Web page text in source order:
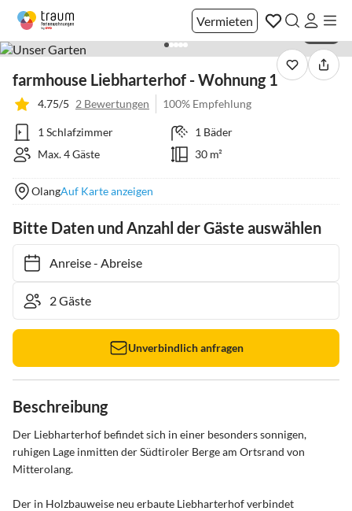
Vermieten
farmhouse Liebharterhof - Wohnung 1
4.75/5 2 Bewertungen 100% Empfehlung
1 Schlafzimmer
1 Bäder
Max. 4 Gäste
30 m²
OlangAuf Karte anzeigen
Bitte Daten und Anzahl der Gäste auswählen
Anreise- Abreise
Unverbindlich anfragen
Beschreibung
Der Liebharterhof befindet sich in einer besonders sonnigen,
ruhigen Lage inmitten der Südtiroler Berge am Ortsrand von
Mitterolang.
Der in Holzbauweise neu erbaute Liebharterhof verbindet